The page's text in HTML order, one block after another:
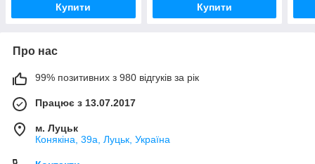
Купити Купити
Про нас
99% позитивних з 980 відгуків за рік
Працює з 13.07.2017
м. Луцьк
Конякіна, 39а, Луцьк, Україна